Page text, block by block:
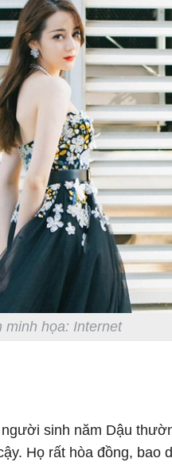
minh họa: Internet
sinh năm Dậu
Họ rất hòa đồng, bao